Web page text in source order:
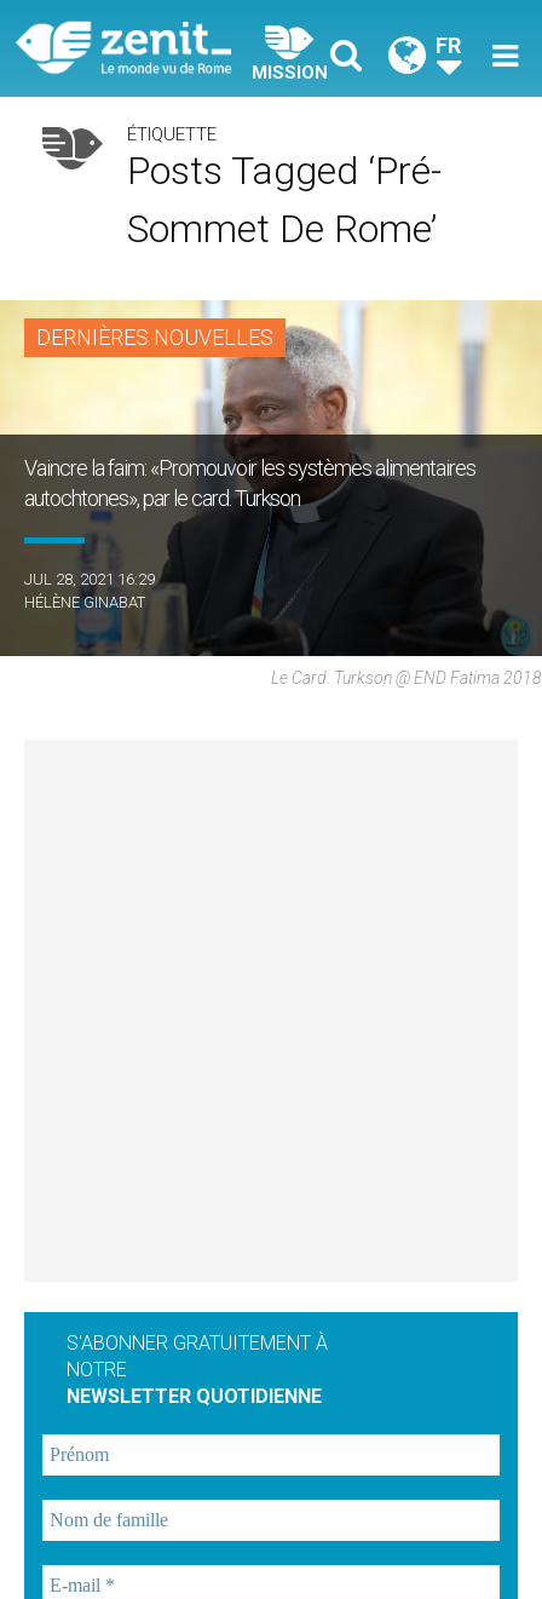
MISSION
FR
ÉTIQUETTE
Posts Tagged ‘pré-
Sommet De Rome’
DERNIÈRES NOUVELLES
Vaincre la faim: «Promouvoir les systèmes alimentaires
autochtones», par le card. Turkson
JUL 28, 2021 16:29
HÉLÈNE GINABAT
Le Card. Turkson @ END Fatima 2018
S'ABONNER GRATUITEMENT À
NOTRE
NEWSLETTER QUOTIDIENNE